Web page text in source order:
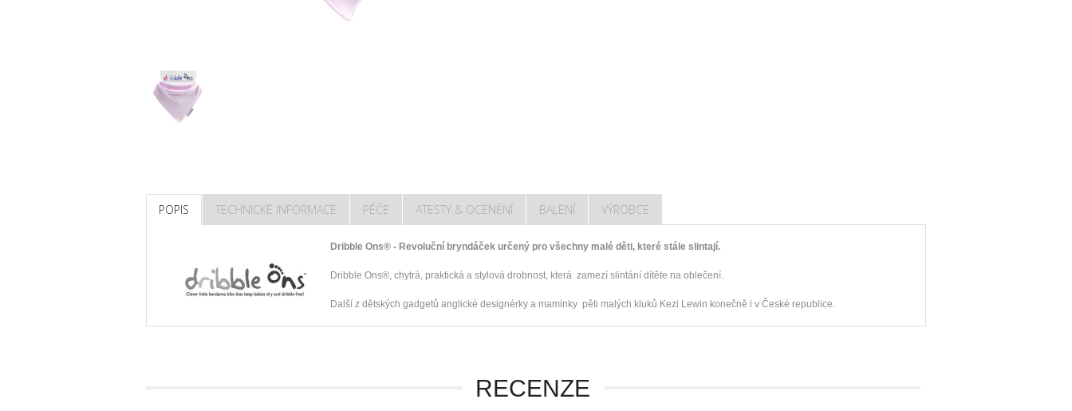
POPIS TECHNICKÉ INFORMACE PÉČE ATESTY & OCENĚNÍ BALENÍ VÝROBCE
Dribble Ons® - Revoluční bryndáček určený pro všechny malé děti, které stále slintají.
Dribble Ons®, chytrá, praktická a stylová drobnost, která zamezí slintání dítěte na oblečení.
Další z dětských gadgetů anglické designérky a maminky pěti malých kluků Kezi Lewin konečně i v České republice.
RECENZE